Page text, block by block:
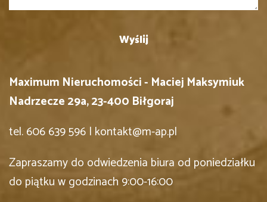
Maximum Nieruchomości - Maciej Maksymiuk
Nadrzecze 29a, 23-400 Biłgoraj
tel. 606 639 596 | kontakt@m-ap.pl
Zapraszamy do odwiedzenia biura od poniedziałku
do piątku w godzinach 9:00-16:00